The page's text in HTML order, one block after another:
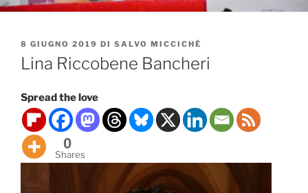
PUBBLICATO
IL
8 GIUGNO 2019 DI SALVO MICCICHÉ
Lina Riccobene Bancheri
Spread the love
0
Shares